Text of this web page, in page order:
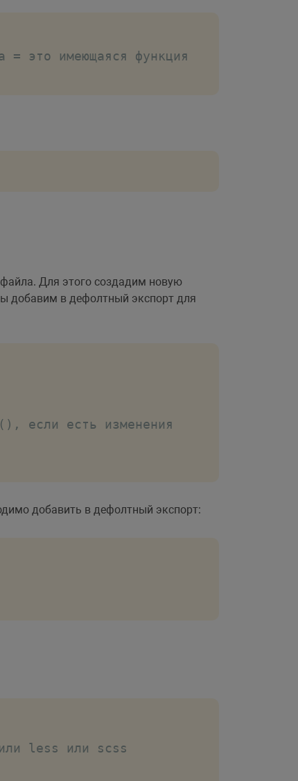
это имеющаяся функция
файла. Для этого создадим новую
добавим в дефолтный экспорт для
если есть изменения
добавить в дефолтный экспорт:
less или scss